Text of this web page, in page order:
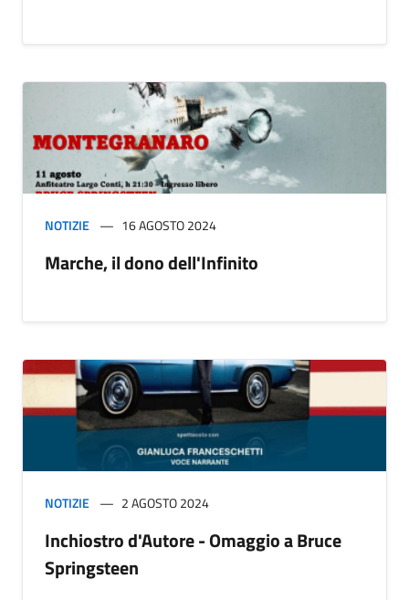
NOTIZIE 16 AGOSTO 2024
Marche, il dono dell'Infinito
NOTIZIE 2 AGOSTO 2024
Inchiostro d'Autore - Omaggio a Bruce
Springsteen